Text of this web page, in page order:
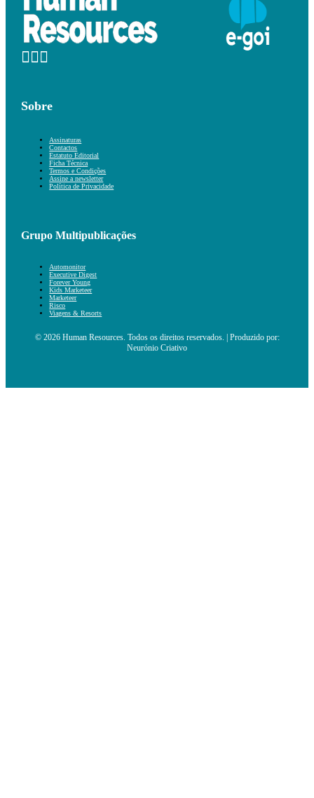
Sobre
Assinaturas
Contactos
Estatuto Editorial
Ficha Técnica
Termos e Condições
Assine a newsletter
Política de Privacidade
Grupo Multipublicações
Automonitor
Executive Digest
Forever Young
Kids Marketeer
Marketeer
Risco
Viagens & Resorts
© 2026 Human Resources. Todos os direitos reservados. | Produzido por:
Neurónio Criativo